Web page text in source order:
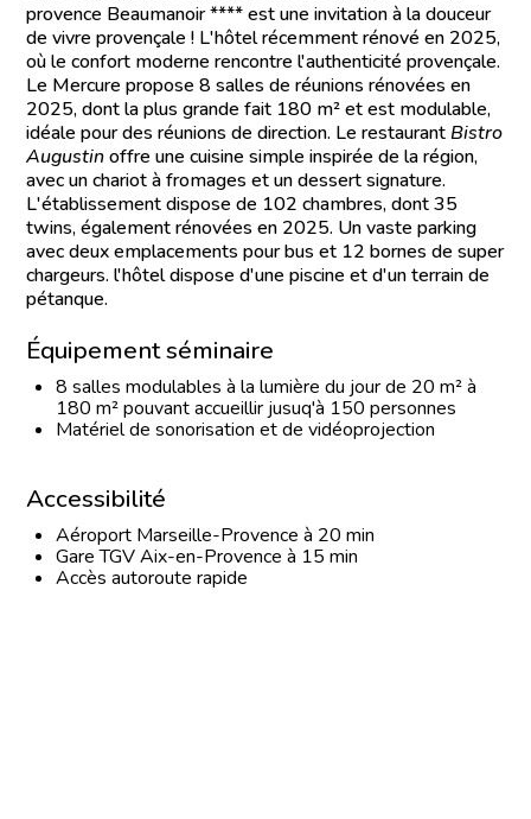
provence Beaumanoir **** est une invitation à la douceur
de vivre provençale ! L'hôtel récemment rénové en 2025,
où le confort moderne rencontre l'authenticité provençale.
Le Mercure propose 8 salles de réunions rénovées en
2025, dont la plus grande fait 180 m² et est modulable,
idéale pour des réunions de direction. Le restaurant Bistro
Augustinoffre une cuisine simple inspirée de la région,
avec un chariot à fromages et un dessert signature.
L'établissement dispose de 102 chambres, dont 35
twins, également rénovées en 2025. Un vaste parking
avec deux emplacements pour bus et 12 bornes de super
chargeurs. l'hôtel dispose d'une piscine et d'un terrain de
pétanque.
Équipement séminaire
8 salles modulables à la lumière du jour de 20 m² à
180 m² pouvant accueillir jusuq'à 150 personnes
Matériel de sonorisation et de vidéoprojection
Accessibilité
Aéroport Marseille-Provence à 20 min
Gare TGV Aix-en-Provence à 15 min
Accès autoroute rapide